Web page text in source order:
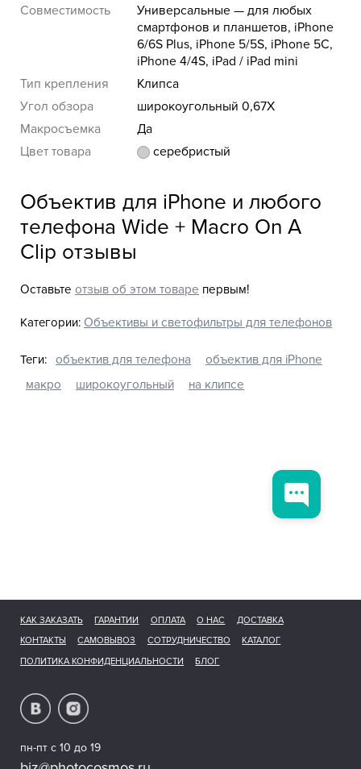
Совместимость
Универсальные — для любых
смартфонов и планшетов, iPhone
6/6S Plus, iPhone 5/5S, iPhone 5C,
iPhone 4/4S, iPad / iPad mini
Тип крепления
Клипса
Угол обзора
широкоугольный 0,67X
Макросъемка
Да
Цвет товара
серебристый
Объектив для iPhone и любого
телефона Wide + Macro On A
Clip отзывы
Оставьте отзыв об этом товаре первым!
Категории: Объективы и светофильтры для телефонов
Теги: объектив для телефона
объектив для iPhone
макро
широкоугольный на клипсе
КАК ЗАКАЗАТЬ ГАРАНТИИ ОПЛАТА О НАС
ДОСТАВКА
КОНТАКТЫ
САМОВЫВОЗ СОТРУДНИЧЕСТВО
КАТАЛОГ
ПОЛИТИКА КОНФИДЕНЦИАЛЬНОСТИ
БЛОГ
пн-пт с 10 до 19